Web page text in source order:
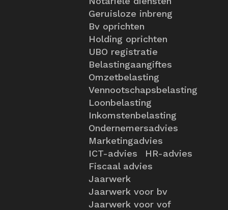
Geruisloze inbreng
Bv oprichten
Holding oprichten
UBO registratie
Belastingaangiftes
Omzetbelasting
Vennootschapsbelasting
Loonbelasting
Inkomstenbelasting
Ondernemersadvies
Marketingadvies
ICT-advies
HR-advies
Fiscaal advies
Jaarwerk
Jaarwerk voor bv
Jaarwerk voor vof